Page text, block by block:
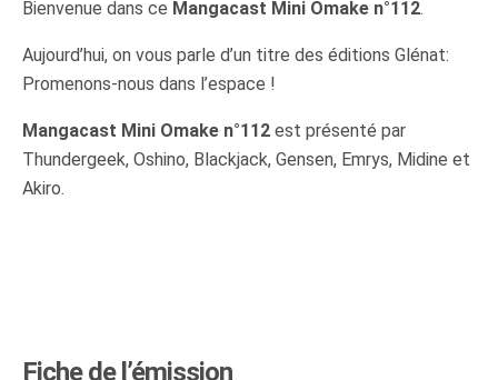
Bienvenue dans ce Mangacast Mini Omake n°112.
Aujourd’hui, on vous parle d’un titre des éditions Glénat:
Promenons-nous dans l’espace !
Mangacast Mini Omake n°112 est présenté par
Thundergeek, Oshino, Blackjack, Gensen, Emrys, Midine et
Akiro.
Fiche de l’émission